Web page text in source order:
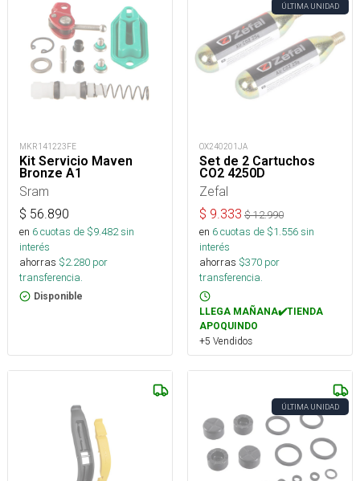
MKR141223FE
Kit Servicio Maven
Bronze A1
Sram
$ 56.890
en 6cuotas de $9.482sin
interés
ahorras $2.280 por
transferencia.
Disponible
ÚLTIMA UNIDAD
OX240201JA
Set de 2 Cartuchos
CO2 4250D
Zefal
$ 9.333 $12.990
en 6cuotas de $1.556sin
interés
ahorras $370 por
transferencia.
LLEGA MAÑANA✔️TIENDA
APOQUINDO
+5 Vendidos
ÚLTIMA UNIDAD